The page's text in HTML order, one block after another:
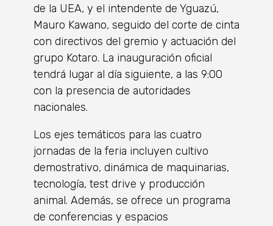
de la UEA, y el intendente de Yguazú,
Mauro Kawano, seguido del corte de cinta
con directivos del gremio y actuación del
grupo Kotaro. La inauguración oficial
tendrá lugar al día siguiente, a las 9:00
con la presencia de autoridades
nacionales.
Los ejes temáticos para las cuatro
jornadas de la feria incluyen cultivo
demostrativo, dinámica de maquinarias,
tecnología, test drive y producción
animal. Además, se ofrece un programa
de conferencias y espacios